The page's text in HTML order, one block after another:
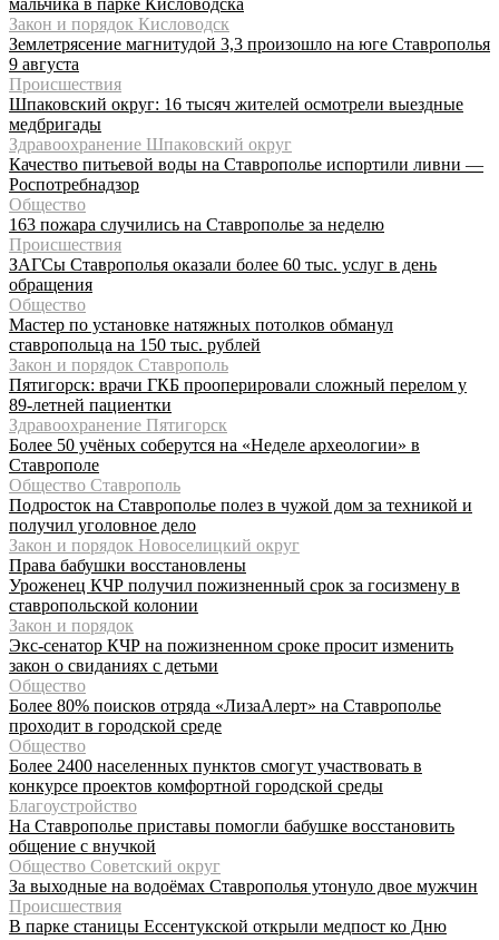
Закон и порядок Кисловодск
Землетрясение магнитудой 3,3 произошло на юге Ставрополья
9 августа
Происшествия
Шпаковский округ: 16 тысяч жителей осмотрели выездные
медбригады
Здравоохранение Шпаковский округ
Качество питьевой воды на Ставрополье испортили ливни —
Роспотребнадзор
Общество
163 пожара случились на Ставрополье за неделю
Происшествия
ЗАГСы Ставрополья оказали более 60 тыс. услуг в день
обращения
Общество
Мастер по установке натяжных потолков обманул
ставропольца на 150 тыс. рублей
Закон и порядок Ставрополь
Пятигорск: врачи ГКБ прооперировали сложный перелом у
89-летней пациентки
Здравоохранение Пятигорск
Более 50 учёных соберутся на «Неделе археологии» в
Ставрополе
Общество Ставрополь
Подросток на Ставрополье полез в чужой дом за техникой и
получил уголовное дело
Закон и порядок Новоселицкий округ
Права бабушки восстановлены
Уроженец КЧР получил пожизненный срок за госизмену в
ставропольской колонии
Закон и порядок
Экс-сенатор КЧР на пожизненном сроке просит изменить
закон о свиданиях с детьми
Общество
Более 80% поисков отряда «ЛизаАлерт» на Ставрополье
проходит в городской среде
Общество
Более 2400 населенных пунктов смогут участвовать в
конкурсе проектов комфортной городской среды
Благоустройство
На Ставрополье приставы помогли бабушке восстановить
общение с внучкой
Общество Советский округ
За выходные на водоёмах Ставрополья утонуло двое мужчин
Происшествия
В парке станицы Ессентукской открыли медпост ко Дню